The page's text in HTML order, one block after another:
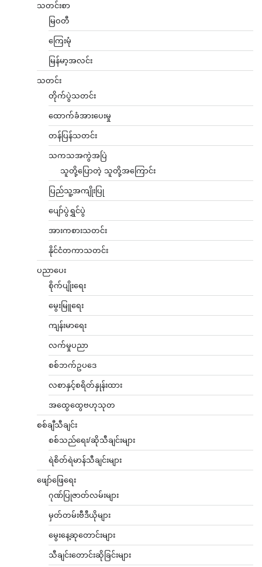
သတင်းစာ
မြဝတီ
ကြေးမုံ
မြန်မာ့အလင်း
သတင်း
တိုက်ပွဲသတင်း
ထောက်ခံအားပေးမှု
တန်ပြန်သတင်း
သကသအကွဲအပြဲ
သူတို့ပြောတဲ့ သူတို့အကြောင်း
ပြည်သူ့အကျိုးပြု
ပျော်ပွဲရွှင်ပွဲ
အားကစားသတင်း
နိုင်ငံတကာသတင်း
ပညာပေး
စိုက်ပျိုးရေး
မွေးမြူရေး
ကျန်းမာရေး
လက်မှုပညာ
စစ်ဘက်ဥပဒေ
လစာနှင့်စရိတ်နှုန်းထား
အထွေထွေဗဟုသုတ
စစ်ချီသီချင်း
စစ်သည်ရေး/ဆိုသီချင်းများ
ရဲစိတ်ရဲမာန်သီချင်းများ
ဖျော်ဖြေရေး
ဂုဏ်ပြုဇာတ်လမ်းများ
မှတ်တမ်းဗီဒီယိုများ
မွေးနေ့ဆုတောင်းများ
သီချင်းတောင်းဆိုခြင်းများ